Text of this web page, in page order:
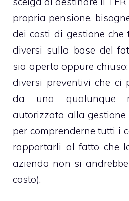
propria pensione,
dei costi di gestione che
diversi sulla base del
sia aperto oppure
diversi preventivi che ci
da una qualunque
autorizzata alla
per comprenderne tutti i
rapportarli al fatto che
azienda non si
costo).